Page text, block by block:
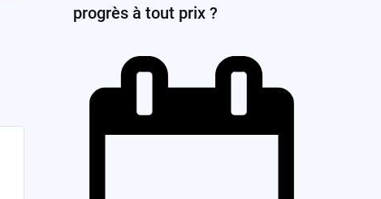
progrès à tout prix ?